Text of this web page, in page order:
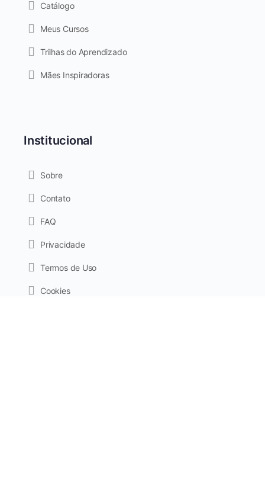
Catálogo
Meus Cursos
Trilhas do Aprendizado
Mães Inspiradoras
Institucional
Sobre
Contato
FAQ
Privacidade
Termos de Uso
Cookies